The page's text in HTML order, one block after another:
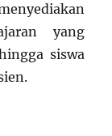
yang
siswa